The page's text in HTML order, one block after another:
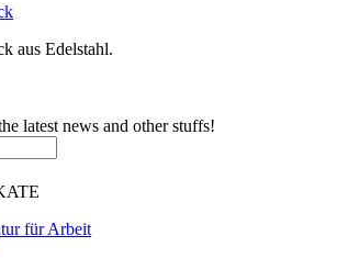
aus Edelstahl.
latest news and other stuffs!